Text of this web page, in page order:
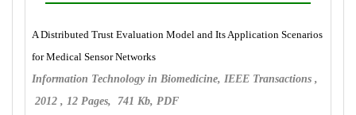
A Distributed Trust Evaluation Model and Its Application Scenarios
for Medical Sensor Networks
Information Technology in Biomedicine, IEEE Transactions ,
2012 , 12 Pages, 741 Kb, PDF